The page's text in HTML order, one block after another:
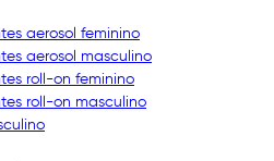
aerosol feminino
aerosol masculino
roll-on feminino
roll-on masculino